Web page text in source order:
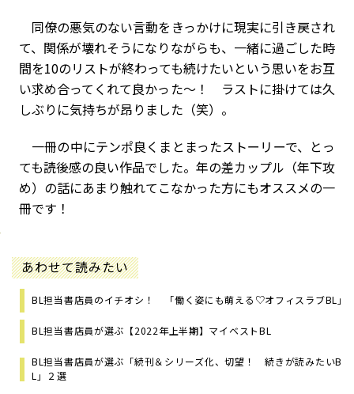
同僚の悪気のない言動をきっかけに現実に引き戻され
て、関係が壊れそうになりながらも、一緒に過ごした時
間を10のリストが終わっても続けたいという思いをお互
い求め合ってくれて良かった～！ ラストに掛けては久
しぶりに気持ちが昂りました（笑）。
一冊の中にテンポ良くまとまったストーリーで、とっ
ても読後感の良い作品でした。年の差カップル（年下攻
め）の話にあまり触れてこなかった方にもオススメの一
冊です！
あわせて読みたい
BL担当書店員のイチオシ！ 「働く姿にも萌える♡オフィスラブBL」
BL担当書店員が選ぶ【2022年上半期】マイベストBL
BL担当書店員が選ぶ「続刊＆シリーズ化、切望！ 続きが読みたいB
L」２選